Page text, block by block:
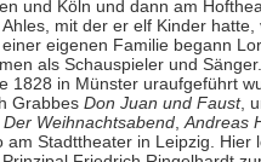
und Köln und dann am
mit der er elf Kinder
eigenen Familie begann
als Schauspieler und
1828 in Münster uraufgeführt
Grabbes Don Juan und Faust,
Der Weihnachtsabend, Andreas
Stadttheater in Leipzig. Hier